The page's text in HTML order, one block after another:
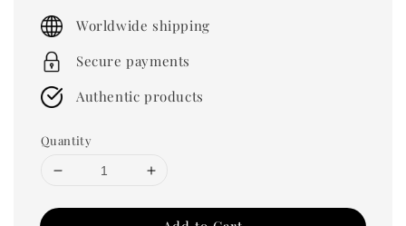
price
Worldwide shipping
Secure payments
Authentic products
Quantity